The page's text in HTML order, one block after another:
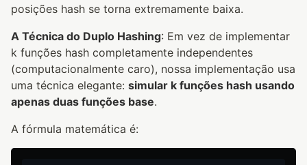
posições hash se torna extremamente baixa.
A Técnica do Duplo Hashing: Em vez de implementar
k funções hash completamente independentes
(computacionalmente caro), nossa implementação usa
uma técnica elegante: simular k funções hash usando
apenas duas funções base.
A fórmula matemática é: